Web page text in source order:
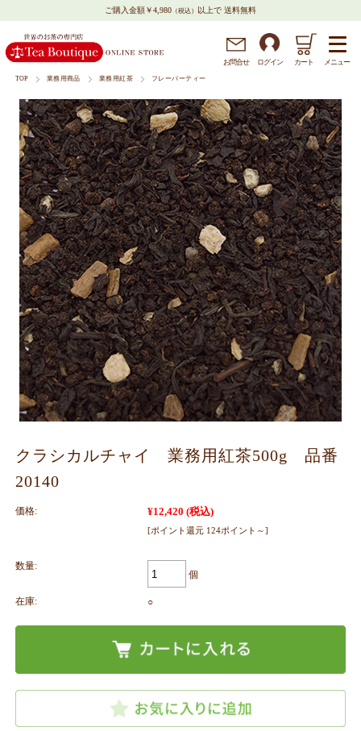
ご購入金額￥4,980 （税込） 以上で 送料無料
お問合せ ログイン カート メニュー
TOP 業務用商品 業務用紅茶 フレーバーティー
クラシカルチャイ 業務用紅茶500g 品番
20140
価格: ¥12,420 (税込)
[ポイント還元 124ポイント～]
数量:
個
在庫: ○